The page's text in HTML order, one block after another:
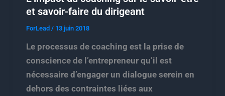
et savoir-faire du dirigeant
ForLead / 13 juin 2018
Le processus de coaching est la prise de
conscience de l’entrepreneur qu’il est
nécessaire d’engager un dialogue serein en
dehors des contraintes liées aux